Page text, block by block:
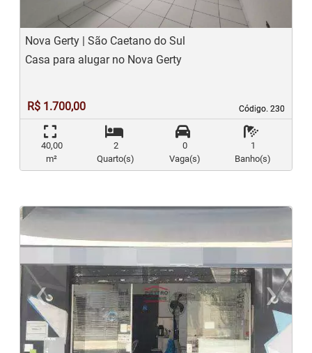
Nova Gerty | São Caetano do Sul
Código. 230
Código. 230
Casa para alugar no Nova Gerty
R$ 1.700,00
40,00
m²
2
Quarto(s)
0
Vaga(s)
1
Banho(s)
‹
Previous
›